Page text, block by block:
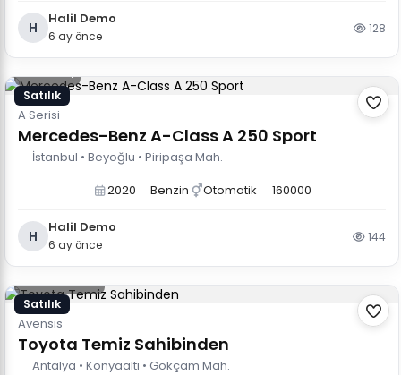
H
Halil Demo
6 ay önce
128
Satılık
25.000 $
A Serisi
Mercedes-Benz A-Class A 250 Sport
İstanbul • Beyoğlu • Piripaşa Mah.
2020
Benzin Otomatik 160000
H
Halil Demo
6 ay önce
144
Satılık
1.200.000 TL
Avensis
Toyota Temiz Sahibinden
Antalya • Konyaaltı • Gökçam Mah.